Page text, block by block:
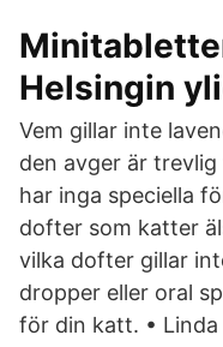
Helsingin
Vem gillar inte
den avger är
har inga speciella
dofter som katter
vilka dofter gillar
dropper eller oral
för din katt. •